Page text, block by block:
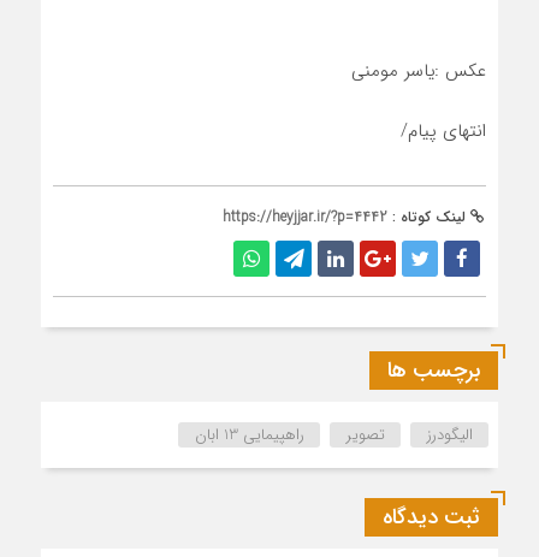
عکس :یاسر مومنی
انتهای پیام/
لینک کوتاه : https://heyjjar.ir/?p=4442
برچسب ها
الیگودرز تصویر راهپیمایی 13 ابان
ثبت دیدگاه